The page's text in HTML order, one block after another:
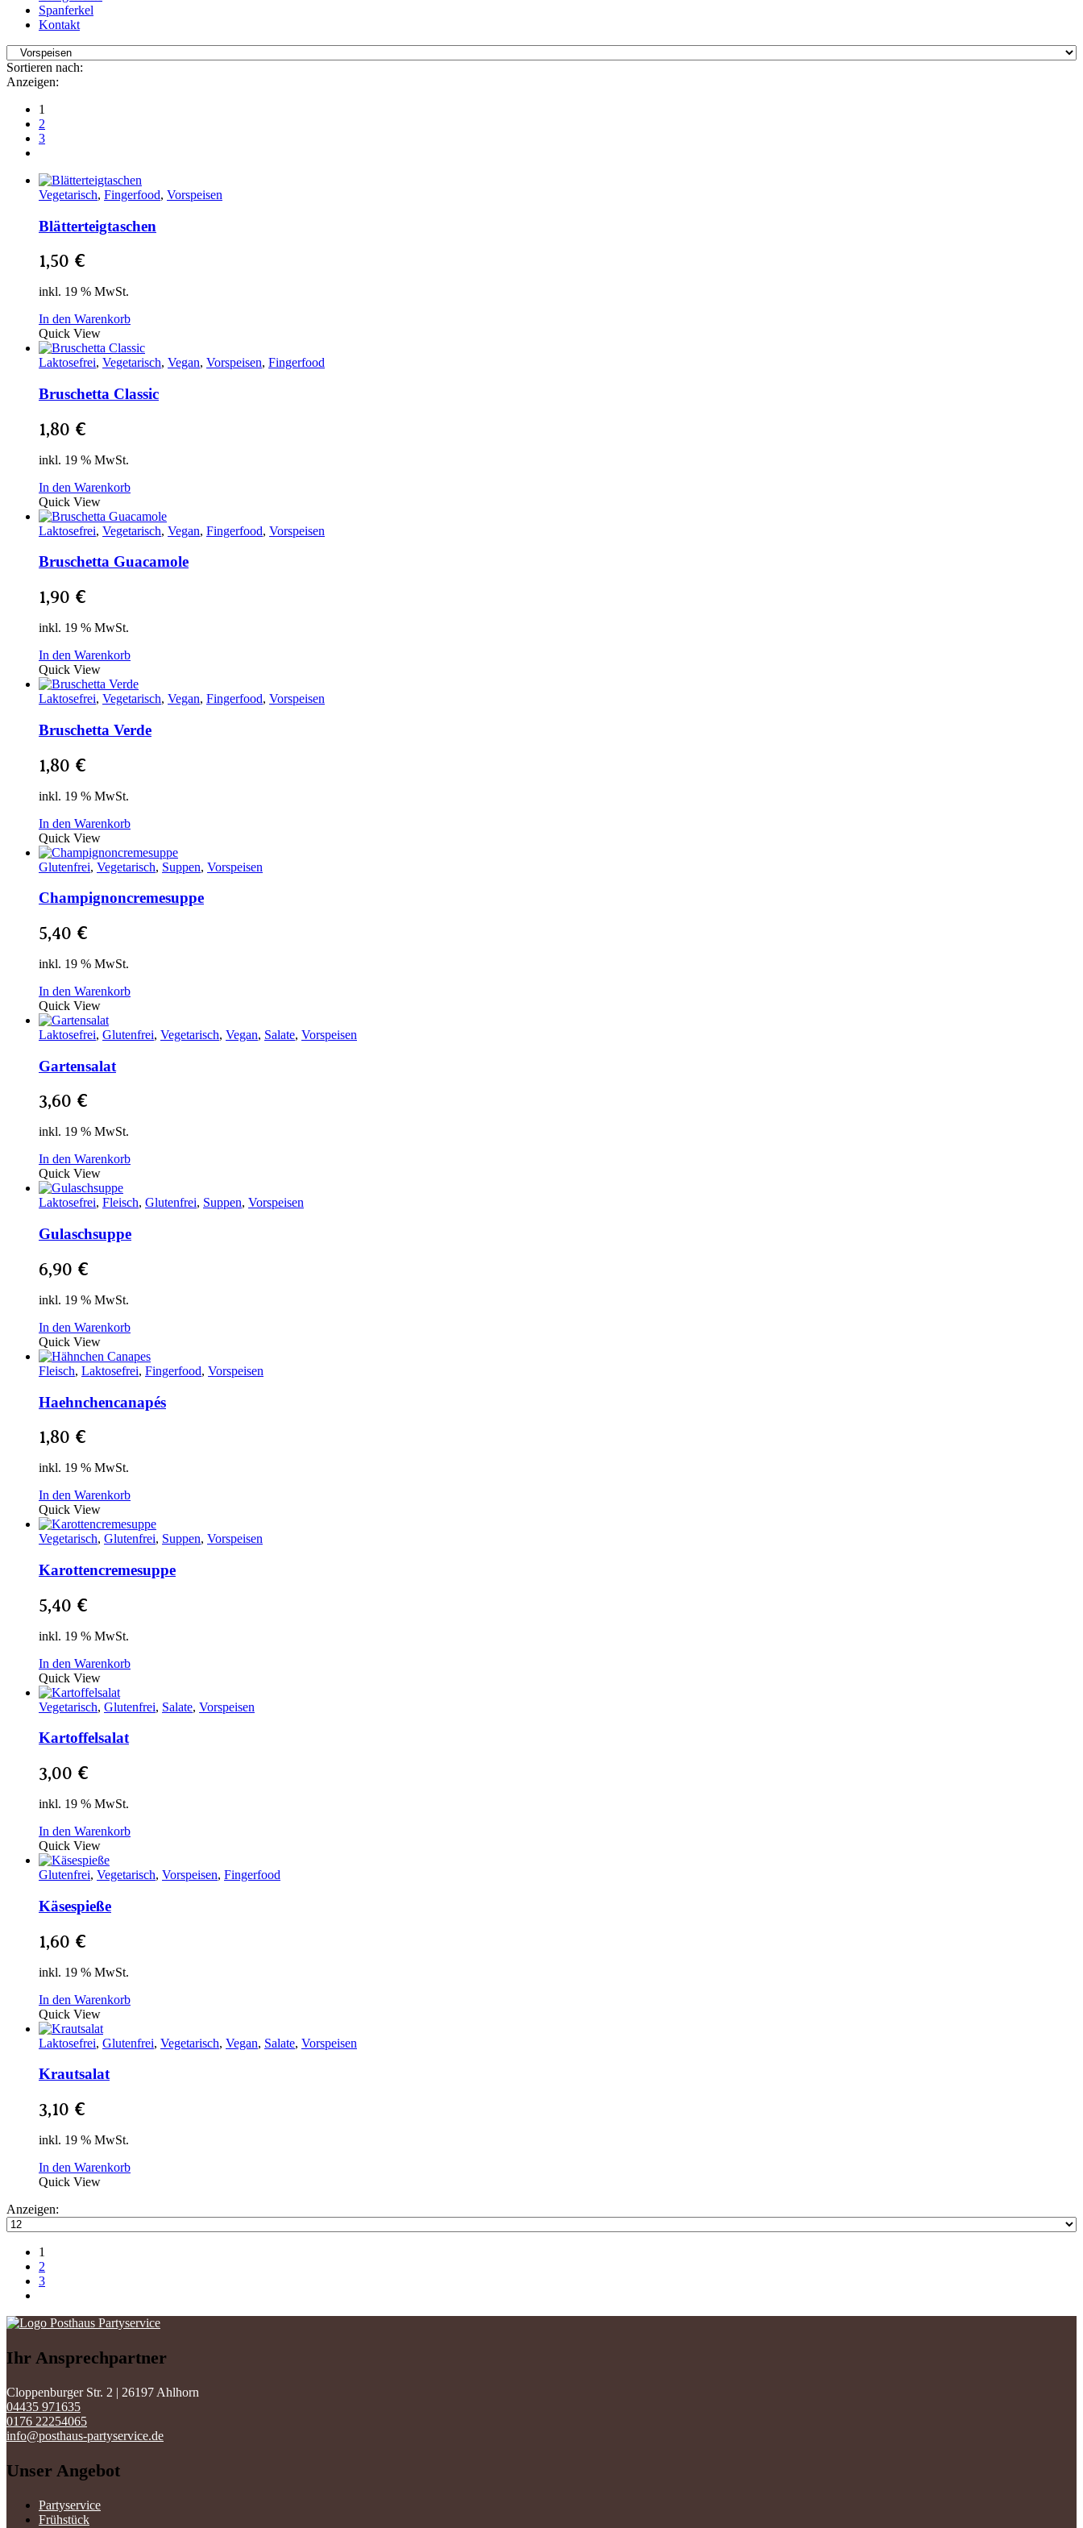
Spanferkel
Kontakt
Sortieren nach:
Anzeigen:
1
2
3
Vegetarisch, Fingerfood, Vorspeisen
Blätterteigtaschen
1,50 €
inkl. 19 % MwSt.
In den Warenkorb
Quick View
Laktosefrei, Vegetarisch, Vegan, Vorspeisen, Fingerfood
Bruschetta Classic
1,80 €
inkl. 19 % MwSt.
In den Warenkorb
Quick View
Laktosefrei, Vegetarisch, Vegan, Fingerfood, Vorspeisen
Bruschetta Guacamole
1,90 €
inkl. 19 % MwSt.
In den Warenkorb
Quick View
Laktosefrei, Vegetarisch, Vegan, Fingerfood, Vorspeisen
Bruschetta Verde
1,80 €
inkl. 19 % MwSt.
In den Warenkorb
Quick View
Glutenfrei, Vegetarisch, Suppen, Vorspeisen
Champignoncremesuppe
5,40 €
inkl. 19 % MwSt.
In den Warenkorb
Quick View
Laktosefrei, Glutenfrei, Vegetarisch, Vegan, Salate, Vorspeisen
Gartensalat
3,60 €
inkl. 19 % MwSt.
In den Warenkorb
Quick View
Laktosefrei, Fleisch, Glutenfrei, Suppen, Vorspeisen
Gulaschsuppe
6,90 €
inkl. 19 % MwSt.
In den Warenkorb
Quick View
Fleisch, Laktosefrei, Fingerfood, Vorspeisen
Haehnchencanapés
1,80 €
inkl. 19 % MwSt.
In den Warenkorb
Quick View
Vegetarisch, Glutenfrei, Suppen, Vorspeisen
Karottencremesuppe
5,40 €
inkl. 19 % MwSt.
In den Warenkorb
Quick View
Vegetarisch, Glutenfrei, Salate, Vorspeisen
Kartoffelsalat
3,00 €
inkl. 19 % MwSt.
In den Warenkorb
Quick View
Glutenfrei, Vegetarisch, Vorspeisen, Fingerfood
Käsespieße
1,60 €
inkl. 19 % MwSt.
In den Warenkorb
Quick View
Laktosefrei, Glutenfrei, Vegetarisch, Vegan, Salate, Vorspeisen
Krautsalat
3,10 €
inkl. 19 % MwSt.
In den Warenkorb
Quick View
Anzeigen:
1
2
3
Ihr Ansprechpartner
Cloppenburger Str. 2 | 26197 Ahlhorn
04435 971635
0176 22254065
info@posthaus-partyservice.de
Unser Angebot
Partyservice
Frühstück